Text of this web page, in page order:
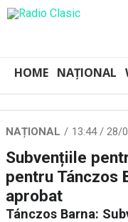
HOME NAȚIONAL
NAȚIONAL 13:44 / 28/
Subvențiile
pentru Tánczos
aprobat
Tánczos Barna: